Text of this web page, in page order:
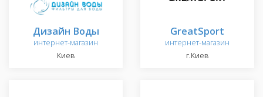
Дизайн Воды
интернет-магазин
Киев
GreatSport
интернет-магазин
г.Киев